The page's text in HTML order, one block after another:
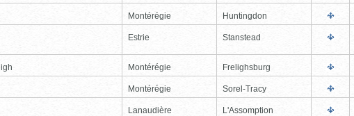
Montérégie Huntingdon
Estrie Stanstead
Montérégie Frelighsburg
Montérégie Sorel-Tracy
Lanaudière L'Assomption